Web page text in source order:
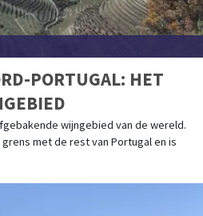
PORTUGAL: HET
wijngebied van de wereld.
met de rest van Portugal en is